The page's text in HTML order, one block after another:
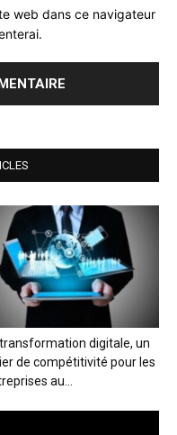
web dans ce navigateur
transformation digitale, un
de compétitivité pour les
au...